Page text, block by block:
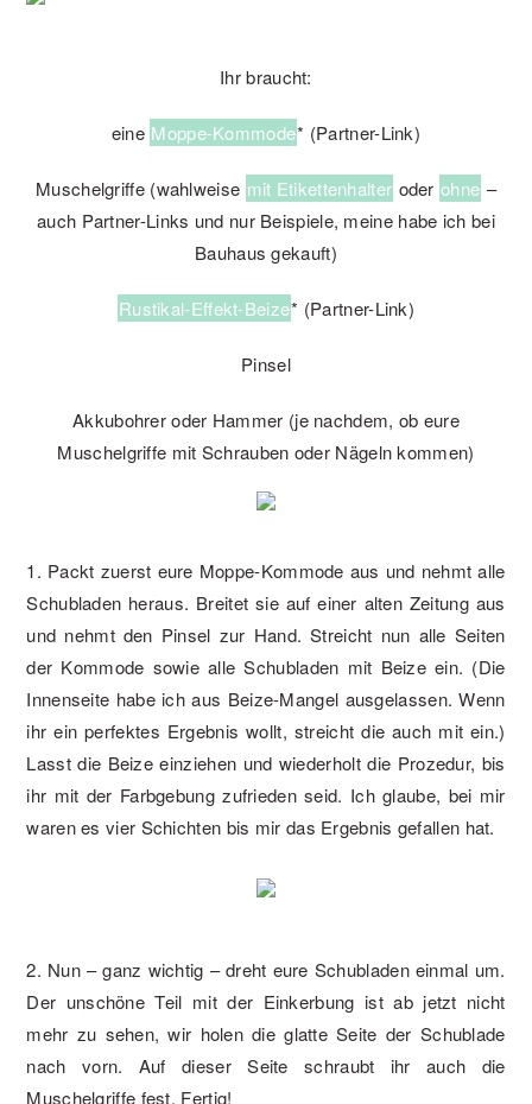
Ihr braucht:
eine Moppe-Kommode* (Partner-Link)
Muschelgriffe (wahlweise mit Etikettenhalter oder ohne –
auch Partner-Links und nur Beispiele, meine habe ich bei
Bauhaus gekauft)
Rustikal-Effekt-Beize* (Partner-Link)
Pinsel
Akkubohrer oder Hammer (je nachdem, ob eure
Muschelgriffe mit Schrauben oder Nägeln kommen)
1. Packt zuerst eure Moppe-Kommode aus und nehmt alle
Schubladen heraus. Breitet sie auf einer alten Zeitung aus
und nehmt den Pinsel zur Hand. Streicht nun alle Seiten
der Kommode sowie alle Schubladen mit Beize ein. (Die
Innenseite habe ich aus Beize-Mangel ausgelassen. Wenn
ihr ein perfektes Ergebnis wollt, streicht die auch mit ein.)
Lasst die Beize einziehen und wiederholt die Prozedur, bis
ihr mit der Farbgebung zufrieden seid. Ich glaube, bei mir
waren es vier Schichten bis mir das Ergebnis gefallen hat.
2. Nun – ganz wichtig – dreht eure Schubladen einmal um.
Der unschöne Teil mit der Einkerbung ist ab jetzt nicht
mehr zu sehen, wir holen die glatte Seite der Schublade
nach vorn. Auf dieser Seite schraubt ihr auch die
Muschelgriffe fest. Fertig!